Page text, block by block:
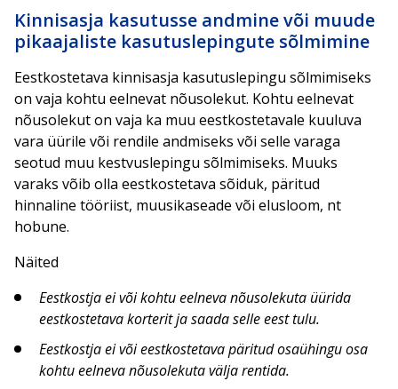
Kinnisasja kasutusse andmine või muude
pikaajaliste kasutuslepingute sõlmimine
Eestkostetava kinnisasja kasutuslepingu sõlmimiseks
on vaja kohtu eelnevat nõusolekut. Kohtu eelnevat
nõusolekut on vaja ka muu eestkostetavale kuuluva
vara üürile või rendile andmiseks või selle varaga
seotud muu kestvuslepingu sõlmimiseks. Muuks
varaks võib olla eestkostetava sõiduk, päritud
hinnaline tööriist, muusikaseade või elusloom, nt
hobune.
Näited
Eestkostja ei või kohtu eelneva nõusolekuta üürida
eestkostetava korterit ja saada selle eest tulu.
Eestkostja ei või eestkostetava päritud osaühingu osa
kohtu eelneva nõusolekuta välja rentida.